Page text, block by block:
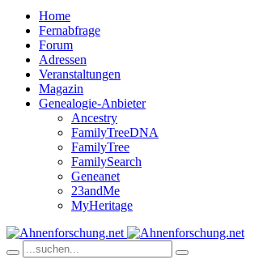
Home
Fernabfrage
Forum
Adressen
Veranstaltungen
Magazin
Genealogie-Anbieter
Ancestry
FamilyTreeDNA
FamilyTree
FamilySearch
Geneanet
23andMe
MyHeritage